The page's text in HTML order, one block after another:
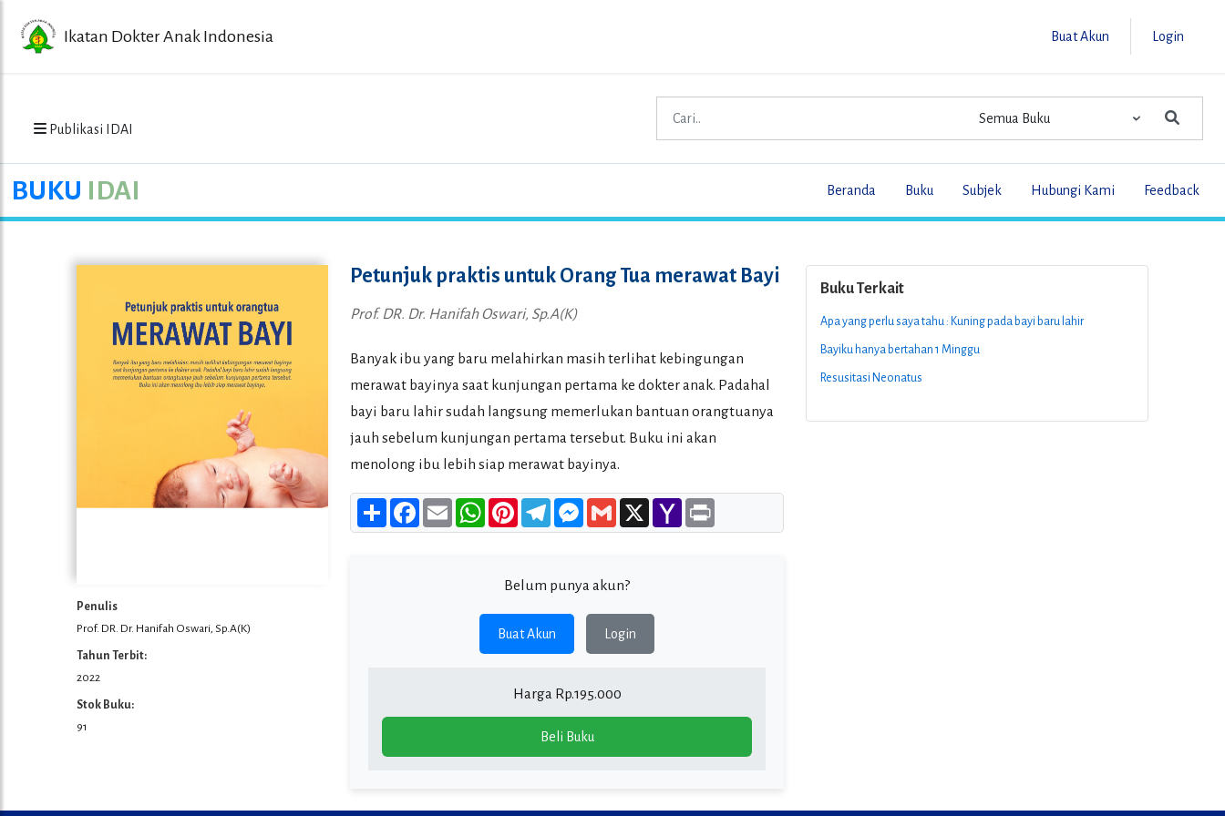
Ikatan Dokter Anak Indonesia Buat Akun Login
Publikasi IDAI
BUKU IDAI Beranda Buku Subjek Hubungi Kami Feedback
Penulis
Prof. DR. Dr. Hanifah Oswari, Sp.A(K)
Tahun Terbit:
2022
Stok Buku:
91
Petunjuk praktis untuk Orang Tua merawat Bayi
Prof. DR. Dr. Hanifah Oswari, Sp.A(K)
Banyak ibu yang baru melahirkan masih terlihat kebingungan
merawat bayinya saat kunjungan pertama ke dokter anak. Padahal
bayi baru lahir sudah langsung memerlukan bantuan orangtuanya
jauh sebelum kunjungan pertama tersebut. Buku ini akan
menolong ibu lebih siap merawat bayinya.
Share Facebook
Email WhatsAppPinterestTelegramMessenger
Gmail X
Yahoo
Mail
Belum punya akun?
Buat Akun Login
Harga Rp.195.000
Beli Buku
Buku Terkait
Apa yang perlu saya tahu : Kuning pada bayi baru lahir
Bayiku hanya bertahan 1 Minggu
Resusitasi Neonatus